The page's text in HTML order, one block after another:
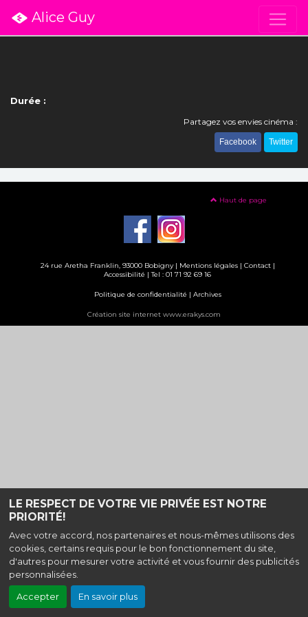
LE RESPECT DE VOTRE VIE PRIVÉE EST NOTRE
PRIORITÉ!
Avec votre accord, nos partenaires et nous-mêmes utilisons des
cookies, certains requis pour le bon fonctionnement du site,
d'autres pour mesurer votre activité et vous fournir des publicités
personnalisées.
Accepter En savoir plus
Alice Guy
Durée :
Partagez vos envies cinéma :
Facebook Twitter
Haut de page
24 rue Aretha Franklin, 93000 Bobigny | Mentions légales| Contact|
Accessibilité | Tel : 01 71 92 69 16
Politique de confidentialité | Archives
Création site internet www.erakys.com